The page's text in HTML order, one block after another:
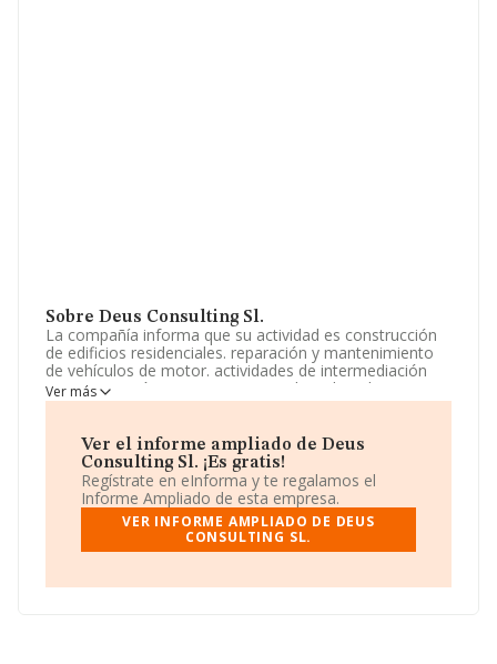
Sobre Deus Consulting Sl.
La compañía informa que su actividad es construcción
de edificios residenciales. reparación y mantenimiento
de vehículos de motor. actividades de intermediación
para reparación y mantenimiento de ordenadores,
artículos personales y-enseres domésticos y vehículos
actividades de intermediari. La empresa es una
Sociedad Limitada. Su CNAE corresponde a 4101 con
código '%cnae%'. La sociedad no tiene actividad en
mercados exteriores.
La empresa españolaDeus Consulting S.L, con
número de identificación fiscal B88782560, está situada
de Maials, en Lleida, Cataluña.
Ver más
Ver el informe ampliado de Deus
Consulting Sl. ¡Es gratis!
Regístrate en eInforma y te regalamos el
Informe Ampliado de esta empresa.
VER INFORME AMPLIADO DE DEUS
CONSULTING SL.